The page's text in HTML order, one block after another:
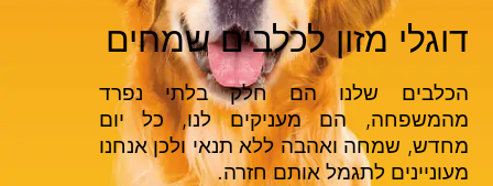
דוגלי מזון לכלבים שמחים
הכלבים שלנו הם חלק בלתי נפרד
מהמשפחה, הם מעניקים לנו, כל יום
מחדש, שמחה ואהבה ללא תנאי ולכן אנחנו
מעוניינים לתגמל אותם חזרה.